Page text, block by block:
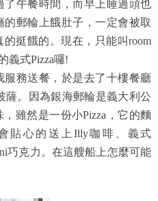
午餐時間，而早上睡過頭也
郵輪上餓肚子，一定會被取
挺餓的。現在，只能叫room
義式Pizza囉!
務送餐，於是去了十樓餐廳
薩。因為銀海郵輪是義大利公
雖然是一份小Pizza，它的麵
貼心的送上Illy咖啡、義式
巧克力。在這艘船上怎麼可能